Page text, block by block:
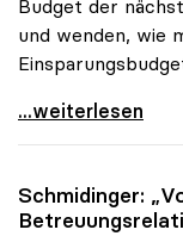
Budget der
und wenden, wie
uniko-Chef zog
...weiterlesen
Schmidinger: